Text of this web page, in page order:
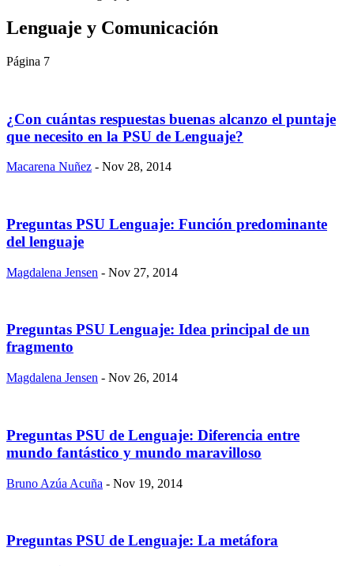
Lenguaje y Comunicación
Página 7
¿Con cuántas respuestas buenas alcanzo el puntaje
que necesito en la PSU de Lenguaje?
Macarena Nuñez - Nov 28, 2014
​Preguntas PSU Lenguaje: Función predominante
del lenguaje
Magdalena Jensen - Nov 27, 2014
​Preguntas PSU Lenguaje: Idea principal de un
fragmento
Magdalena Jensen - Nov 26, 2014
Preguntas PSU de Lenguaje: Diferencia entre
mundo fantástico y mundo maravilloso
Bruno Azúa Acuña - Nov 19, 2014
Preguntas PSU de Lenguaje: La metáfora